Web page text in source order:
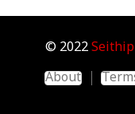
© 2022
About